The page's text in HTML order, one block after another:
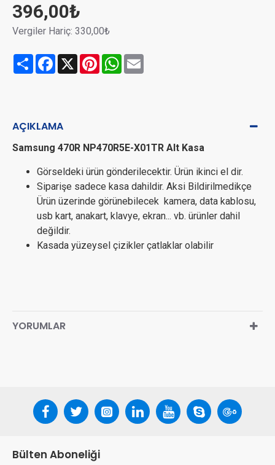
396,00₺
Vergiler Hariç: 330,00₺
Share Facebook
X PinterestWhatsApp
AÇIKLAMA
Samsung 470R NP470R5E-X01TR Alt Kasa
Görseldeki ürün gönderilecektir. Ürün ikinci el dir.
Siparişe sadece kasa dahildir. Aksi Bildirilmedikçe
Ürün üzerinde görünebilecek kamera, data kablosu,
usb kart, anakart, klavye, ekran... vb. ürünler dahil
değildir.
Kasada yüzeysel çizikler çatlaklar olabilir
YORUMLAR
Bülten Aboneliği